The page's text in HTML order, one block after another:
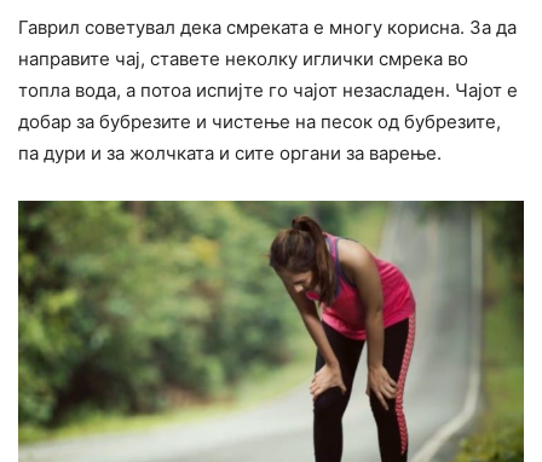
Гаврил советувал дека смреката е многу корисна. За да
направите чај, ставете неколку иглички смрека во
топла вода, а потоа испијте го чајот незасладен. Чајот е
добар за бубрезите и чистење на песок од бубрезите,
па дури и за жолчката и сите органи за варење.